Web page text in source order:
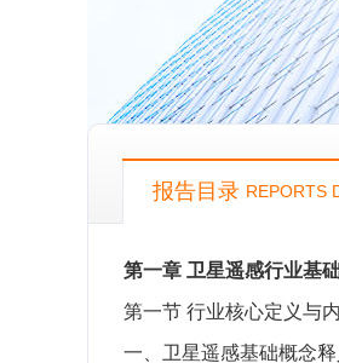
报告目录 REPORTS
第一章 卫星遥感行业基
第一节 行业核心定义与
一、卫星遥感基础概念释